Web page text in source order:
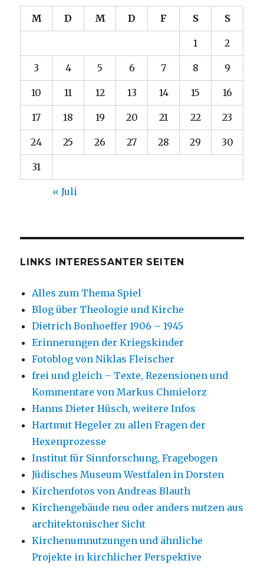
M D M D F S S
1 2
3 4 5 6 7 8 9
10 11 12 13 14 15 16
17 18 19 20 21 22 23
24 25 26 27 28 29 30
31
« Juli
LINKS INTERESSANTER SEITEN
Alles zum Thema Spiel
Blog über Theologie und Kirche
Dietrich Bonhoeffer 1906 – 1945
Erinnerungen der Kriegskinder
Fotoblog von Niklas Fleischer
frei und gleich – Texte, Rezensionen und
Kommentare von Markus Chmielorz
Hanns Dieter Hüsch, weitere Infos
Hartmut Hegeler zu allen Fragen der
Hexenprozesse
Institut für Sinnforschung, Fragebogen
Jüdisches Museum Westfalen in Dorsten
Kirchenfotos von Andreas Blauth
Kirchengebäude neu oder anders nutzen aus
architektonischer Sicht
Kirchenumnutzungen und ähnliche
Projekte in kirchlicher Perspektive